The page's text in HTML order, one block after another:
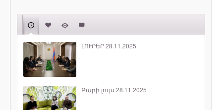
ԼՈՒՐԵՐ 28.11.2025
Բարի լույս 28.11.2025